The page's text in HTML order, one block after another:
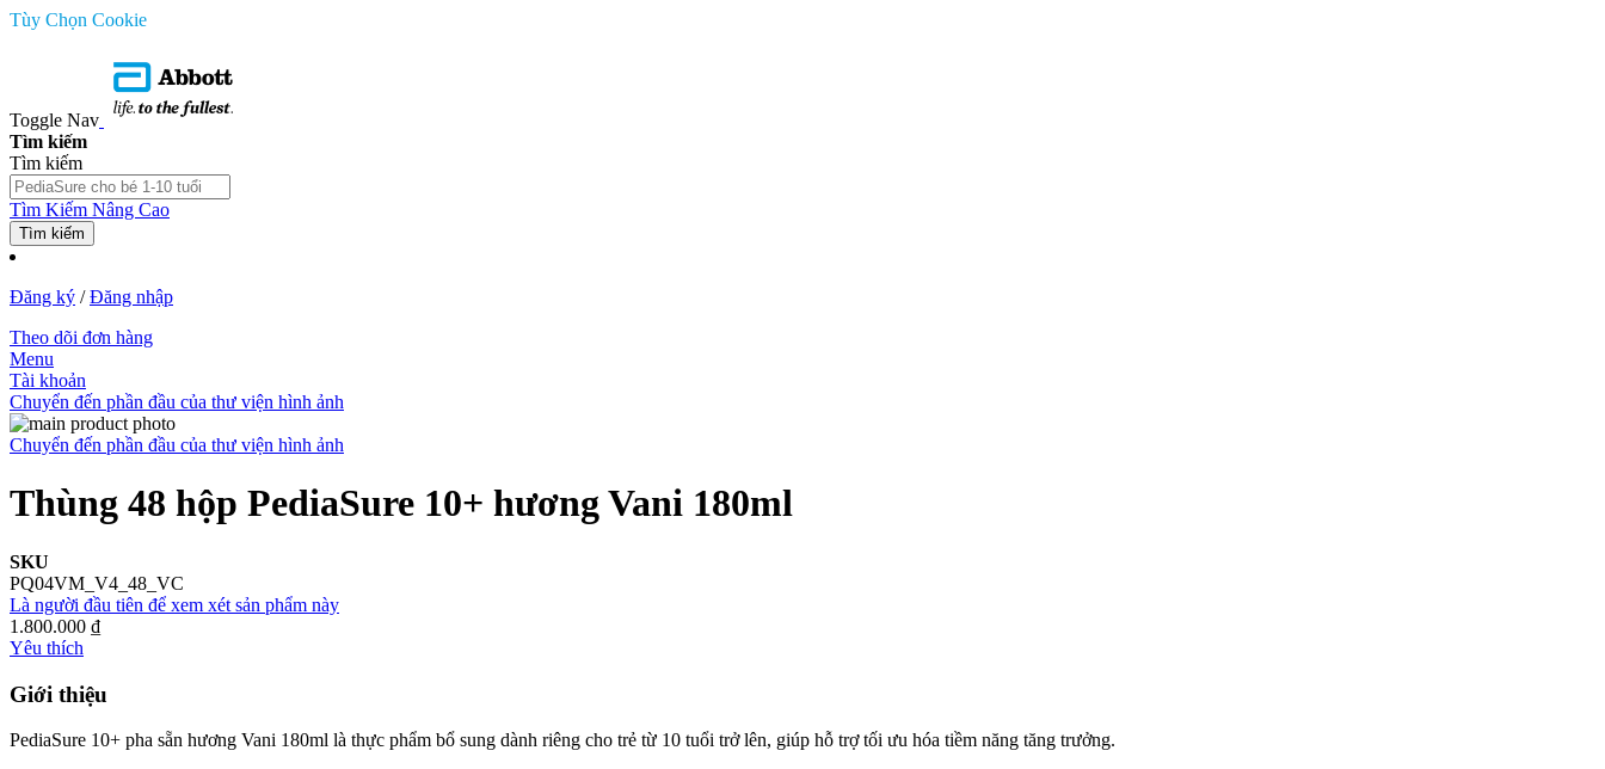
Tùy Chọn Cookie
Toggle Nav
Tìm kiếm
Tìm kiếm
Tìm Kiếm Nâng Cao
Tìm kiếm
Đăng ký /Đăng nhập
Theo dõi đơn hàng
Menu
Tài khoản
Chuyển đến phần đầu của thư viện hình ảnh
Chuyển đến phần đầu của thư viện hình ảnh
Thùng 48 hộp PediaSure 10+ hương Vani 180ml
SKU
PQ04VM_V4_48_VC
Là người đầu tiên để xem xét sản phẩm này
1.800.000 ₫
Yêu thích
Giới thiệu
PediaSure 10+ pha sẵn hương Vani 180ml là thực phẩm bổ sung dành riêng cho trẻ từ 10 tuổi trở lên, giúp hỗ trợ tối ưu hóa tiềm năng tăng trưởng.